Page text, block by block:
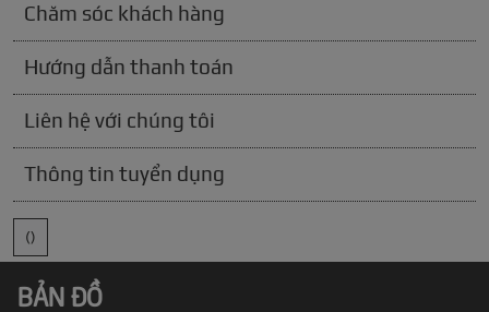
Chăm sóc khách hàng
Hướng dẫn thanh toán
Liên hệ với chúng tôi
Thông tin tuyển dụng
()
BẢN ĐỒ